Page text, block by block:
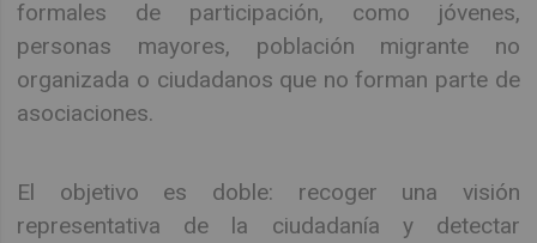
formales de participación, como jóvenes,
personas mayores, población migrante no
organizada o ciudadanos que no forman parte de
asociaciones.
El objetivo es doble: recoger una visión
representativa de la ciudadanía y detectar